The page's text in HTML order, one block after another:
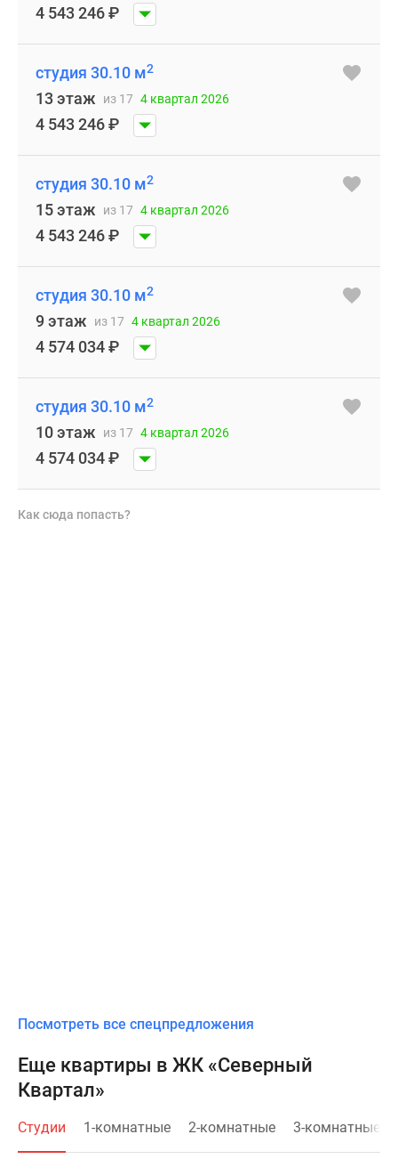
4 543 246₽
студия 30.10 м2
13 этаж из 17 4 квартал 2026
4 543 246₽
студия 30.10 м2
15 этаж из 17 4 квартал 2026
4 543 246₽
студия 30.10 м2
9 этаж из 17 4 квартал 2026
4 574 034₽
студия 30.10 м2
10 этаж из 17 4 квартал 2026
4 574 034₽
Как сюда попасть?
Посмотреть все спецпредложения
Еще квартиры в ЖК «Северный
Квартал»
Студии 1-комнатные 2-комнатные 3-комнатные